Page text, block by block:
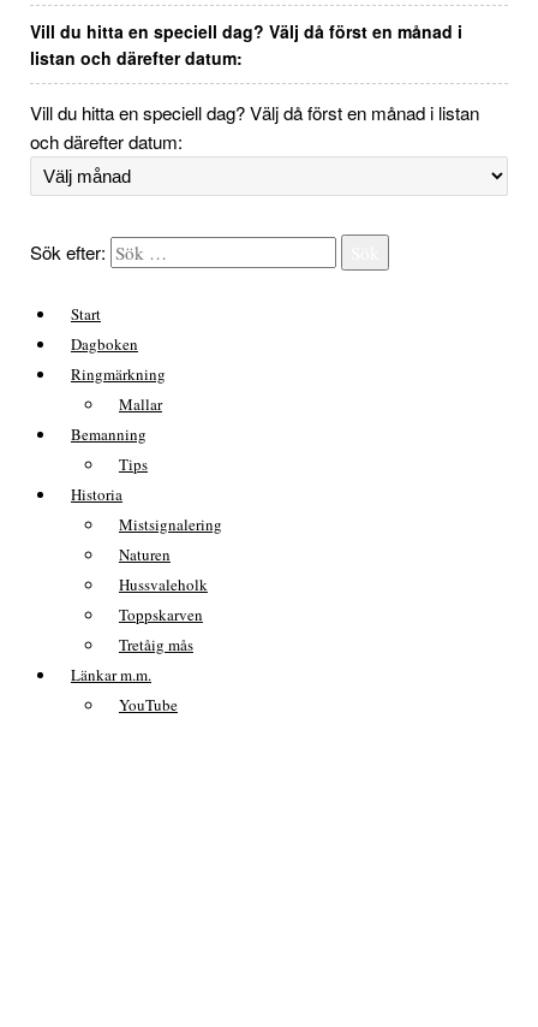
Vill du hitta en speciell dag? Välj då först en månad i
listan och därefter datum:
Vill du hitta en speciell dag? Välj då först en månad i listan
och därefter datum:
Sök efter:
Start
Dagboken
Ringmärkning
Mallar
Bemanning
Tips
Historia
Mistsignalering
Naturen
Hussvaleholk
Toppskarven
Tretåig mås
Länkar m.m.
YouTube